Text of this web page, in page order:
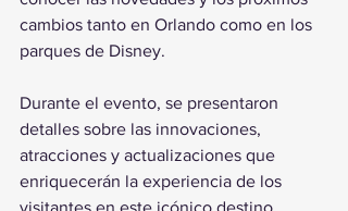
cambios tanto en Orlando como en los
parques de Disney.
Durante el evento, se presentaron
detalles sobre las innovaciones,
atracciones y actualizaciones que
enriquecerán la experiencia de los
visitantes en este icónico destino.